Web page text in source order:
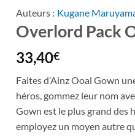
Auteurs : Kugane
Overlord Pack
33,40€
Faites d’Ainz Ooal Gown
héros, gommez leur nom
Gown est le plus grand des
employez un moyen autre